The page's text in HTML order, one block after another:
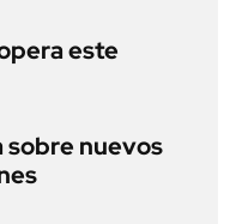
este
sobre nuevos